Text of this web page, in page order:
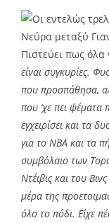
Νεύρα μεταξύ
Πιστεύει πως όλα
είναι συγκυρίες.
που προσπάθησα,
που ‘χε πει ψέματα
εγχειρίσει και τα
για το ΝΒΑ και τα
συμβόλαιο των
Ντέιβις και του
μέρα της
όλο το πόδι. Είχε